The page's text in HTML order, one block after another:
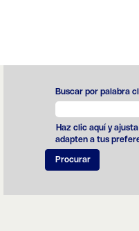
Buscar por palabra
Haz clic aquí y
adapten a tus